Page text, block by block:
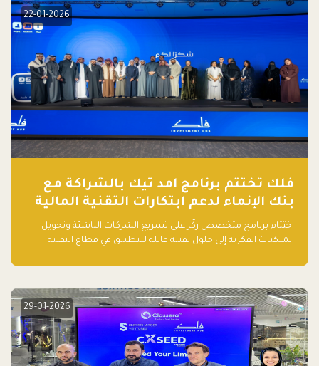
22-01-2026
فلك تختتم برنامج امد تيك بالشراكة مع
بنك الإنماء لدعم ابتكارات التقنية المالية
اختتام برنامج متخصص ركّز على تسريع الشركات الناشئة وتحويل
الملكيات الفكرية إلى حلول تقنية قابلة للتطبيق في قطاع التقنية
29-01-2026